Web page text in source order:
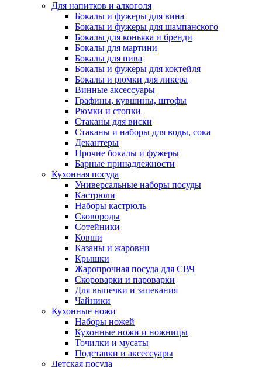
Для напитков и алкоголя
Бокалы и фужеры для вина
Бокалы и фужеры для шампанского
Бокалы для коньяка и бренди
Бокалы для мартини
Бокалы для пива
Бокалы и фужеры для коктейля
Бокалы и рюмки для ликера
Винные аксессуары
Графины, кувшины, штофы
Рюмки и стопки
Стаканы для виски
Стаканы и наборы для воды, сока
Декантеры
Прочие бокалы и фужеры
Барные принадлежности
Кухонная посуда
Универсальные наборы посуды
Кастрюли
Наборы кастрюль
Сковороды
Сотейники
Ковши
Казаны и жаровни
Крышки
Жаропрочная посуда для СВЧ
Скороварки и пароварки
Для выпечки и запекания
Чайники
Кухонные ножи
Наборы ножей
Кухонные ножи и ножницы
Точилки и мусаты
Подставки и аксессуары
Детская посуда